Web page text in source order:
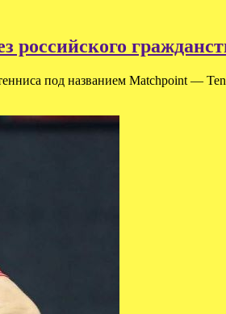
российского
под названием Matchpoint —